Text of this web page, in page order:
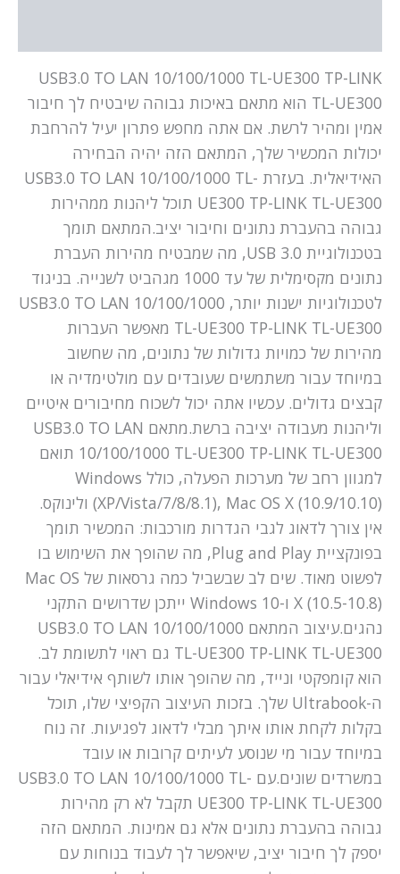
USB3.0 TO LAN 10/100/1000 TL-UE300 TP-LINK
TL-UE300 הוא מתאם באיכות גבוהה שיבטיח לך חיבור
אמין ומהיר לרשת. אם אתה מחפש פתרון יעיל להרחבת
יכולות המכשיר שלך, המתאם הזה יהיה הבחירה
האידיאלית. בעזרת USB3.0 TO LAN 10/100/1000 TL-
UE300 TP-LINK TL-UE300 תוכל ליהנות ממהירות
גבוהה בהעברת נתונים וחיבור יציב.המתאם תומך
בטכנולוגיית USB 3.0, מה שמבטיח מהירות העברת
נתונים מקסימלית של עד 1000 מגהביט לשנייה. בניגוד
לטכנולוגיות ישנות יותר, USB3.0 TO LAN 10/100/1000
TL-UE300 TP-LINK TL-UE300 מאפשר העברות
מהירות של כמויות גדולות של נתונים, מה שחשוב
במיוחד עבור משתמשים שעובדים עם מולטימדיה או
קבצים גדולים. עכשיו אתה יכול לשכוח מחיבורים איטיים
וליהנות מעבודה יציבה ברשת.מתאם USB3.0 TO LAN
10/100/1000 TL-UE300 TP-LINK TL-UE300 תואם
למגוון רחב של מערכות הפעלה, כולל Windows
(XP/Vista/7/8/8.1), Mac OS X (10.9/10.10) ולינוקס.
אין צורך לדאוג לגבי הגדרות מורכבות: המכשיר תומך
בפונקציית Plug and Play, מה שהופך את השימוש בו
לפשוט מאוד. שים לב שבשביל כמה גרסאות של Mac OS
X (10.5-10.8) ו-Windows 10 ייתכן שדרושים התקני
נהגים.עיצוב המתאם USB3.0 TO LAN 10/100/1000
TL-UE300 TP-LINK TL-UE300 גם ראוי לתשומת לב.
הוא קומפקטי ונייד, מה שהופך אותו לשותף אידיאלי עבור
ה-Ultrabook שלך. בזכות העיצוב הקפיצי שלו, תוכל
בקלות לקחת אותו איתך מבלי לדאוג לפגיעות. זה נוח
במיוחד עבור מי שנוסע לעיתים קרובות או עובד
במשרדים שונים.עם USB3.0 TO LAN 10/100/1000 TL-
UE300 TP-LINK TL-UE300 תקבל לא רק מהירות
גבוהה בהעברת נתונים אלא גם אמינות. המתאם הזה
יספק לך חיבור יציב, שיאפשר לך לעבוד בנוחות עם